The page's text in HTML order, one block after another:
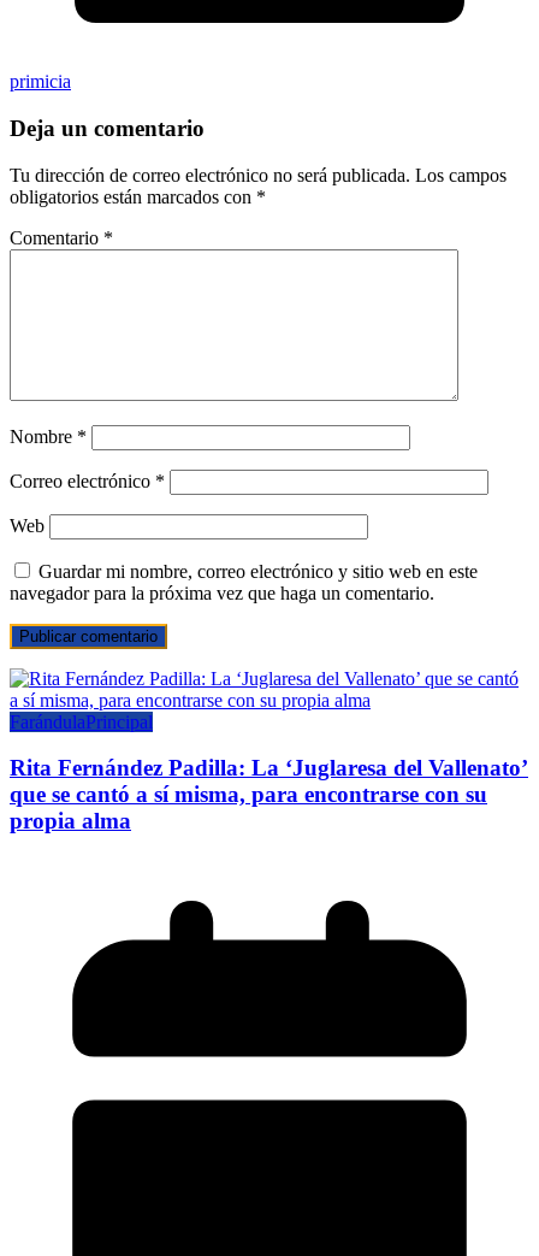
primicia
Deja un comentario
Tu dirección de correo electrónico no será publicada. Los campos
obligatorios están marcados con *
Comentario *
Nombre *
Correo electrónico *
Web
Guardar mi nombre, correo electrónico y sitio web en este
navegador para la próxima vez que haga un comentario.
FarándulaPrincipal
Rita Fernández Padilla: La ‘Juglaresa del Vallenato’
que se cantó a sí misma, para encontrarse con su
propia alma